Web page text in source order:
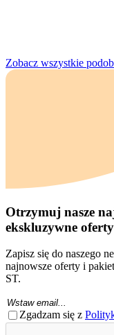
Zobacz wszystkie
Otrzymuj nasze
ekskluzywne oferty
Zapisz się do naszego
najnowsze oferty i
ST.
Email(Wymagane)
Zgoda(wymagane)
Zgadzam się z
CAPTCHA